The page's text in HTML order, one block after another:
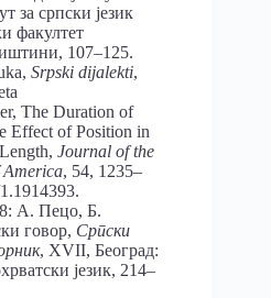
за српски језик
факултет
107–125.
Srpski dijalekti,
The Duration of
Effect of Position in
Journal of the
America, 54, 1235–
А. Пецо, Б.
говор, Српски
, XVII, Београд:
језик, 214–